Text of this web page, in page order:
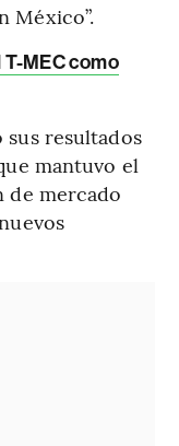
México”.
MEC como
resultados
mantuvo el
de mercado